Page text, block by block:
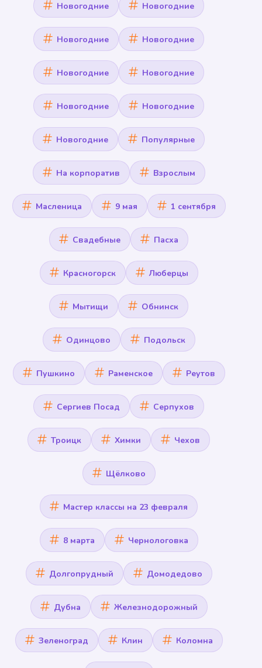
Новогодние Новогодние
Новогодние Новогодние
Новогодние Новогодние
Новогодние Новогодние
Новогодние Популярные
На корпоратив Взрослым
Масленица 9 мая 1 сентября
Свадебные Пасха
Красногорск Люберцы
Мытищи Обнинск
Одинцово Подольск
Пушкино Раменское Реутов
Сергиев Посад Серпухов
Троицк Химки Чехов
Щёлково
Мастер классы на 23 февраля
8 марта Чернологовка
Долгопрудный Домодедово
Дубна Железнодорожный
Зеленоград Клин Коломна